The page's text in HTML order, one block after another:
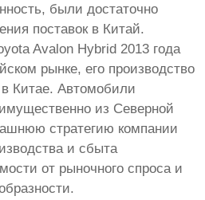
были достаточно
поставок в Китай.
Avalon Hybrid 2013 года
рынке, его производство
Китае. Автомобили
из Северной
стратегию компании
и сбыта
от рыночного спроса и